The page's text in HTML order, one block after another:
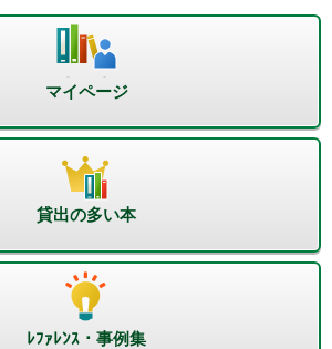
マイページ
貸出の多い本
ﾚﾌｧﾚﾝｽ・事例集